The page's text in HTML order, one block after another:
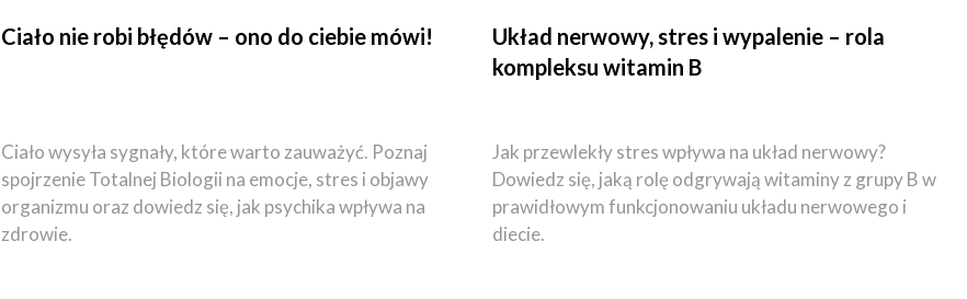
Ciało nie robi błędów – ono do ciebie mówi!
Ciało wysyła sygnały, które warto zauważyć. Poznaj
spojrzenie Totalnej Biologii na emocje, stres i objawy
organizmu oraz dowiedz się, jak psychika wpływa na
zdrowie.
Układ nerwowy, stres i wypalenie – rola
kompleksu witamin B
Jak przewlekły stres wpływa na układ nerwowy?
Dowiedz się, jaką rolę odgrywają witaminy z grupy B w
prawidłowym funkcjonowaniu układu nerwowego i
diecie.